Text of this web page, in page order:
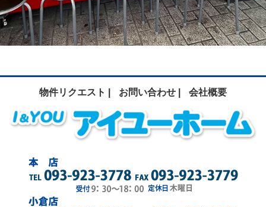
物件リクエスト | お問い合わせ | 会社概要